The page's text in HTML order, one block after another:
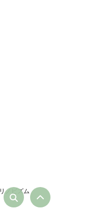
リノビズム